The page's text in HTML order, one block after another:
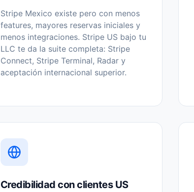
Stripe Mexico existe pero con menos
features, mayores reservas iniciales y
menos integraciones. Stripe US bajo tu
LLC te da la suite completa: Stripe
Connect, Stripe Terminal, Radar y
aceptación internacional superior.
Credibilidad con clientes US